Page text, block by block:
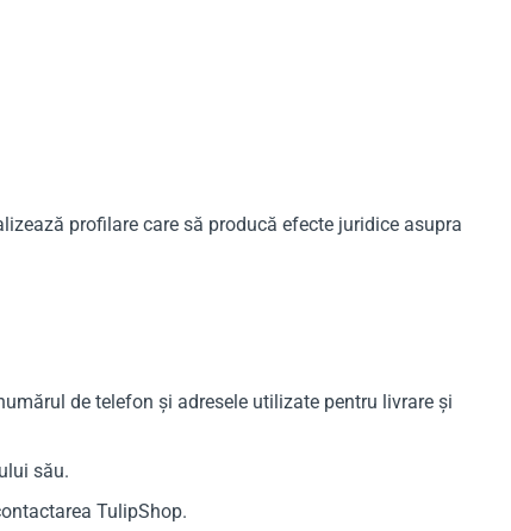
profilare care să producă efecte juridice asupra
de telefon și adresele utilizate pentru livrare și
său.
TulipShop.